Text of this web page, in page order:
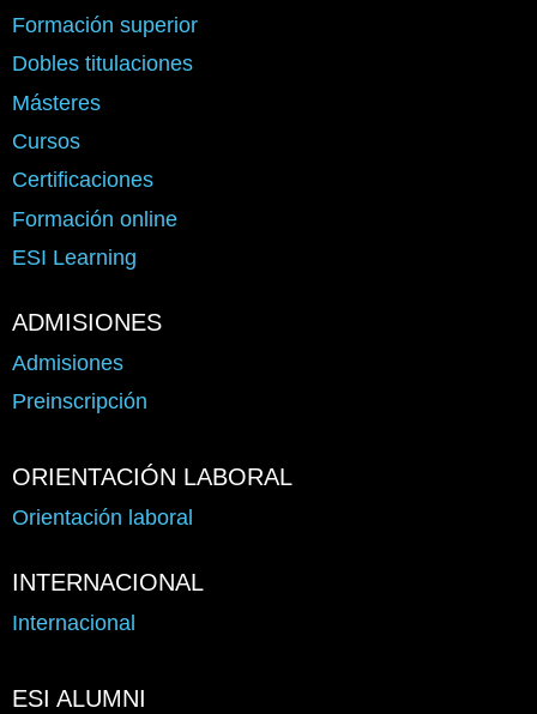
Formación superior
Dobles titulaciones
Másteres
Cursos
Certificaciones
Formación online
ESI Learning
ADMISIONES
Admisiones
Preinscripción
ORIENTACIÓN LABORAL
Orientación laboral
INTERNACIONAL
Internacional
ESI ALUMNI